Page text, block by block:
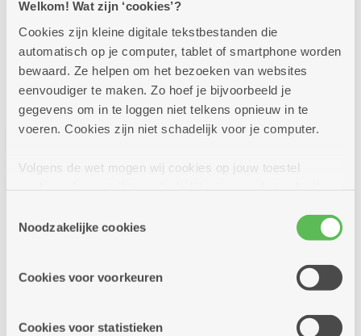
Welkom! Wat zijn ‘cookies’?
Cookies zijn kleine digitale tekstbestanden die
automatisch op je computer, tablet of smartphone worden
bewaard. Ze helpen om het bezoeken van websites
eenvoudiger te maken. Zo hoef je bijvoorbeeld je
gegevens om in te loggen niet telkens opnieuw in te
voeren. Cookies zijn niet schadelijk voor je computer.
Volgens de wet mogen wij cookies op jouw toestel
cookies hebben we jouw toestemming nodig. Sommige
cookies worden geplaatst door derde partijen die een
informatie over jouw (geanonimiseerd) gebruik van onze
partners kunnen deze gegevens combineren met andere
Noodzakelijke cookies
Cookies voor voorkeuren
Cookies voor statistieken
Kies een buurt
1880 Kapelle-op-den-Bos
2000 Antwerpen
2020 Antwerpen
2030 Antwerpen
Er werden geen activiteiten teruggevonden.